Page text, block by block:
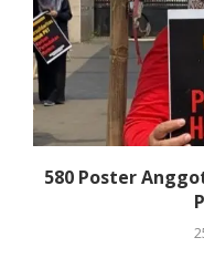
580 Poster